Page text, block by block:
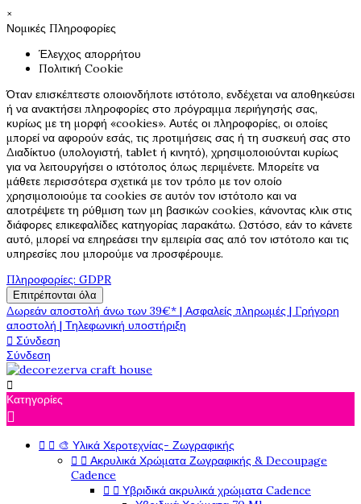
×
Νομικές Πληροφορίες
Έλεγχος απορρήτου
Πολιτική Cookie
Όταν επισκέπτεστε οποιονδήποτε ιστότοπο, ενδέχεται να αποθηκεύσει
ή να ανακτήσει πληροφορίες στο πρόγραμμα περιήγησής σας,
κυρίως με τη μορφή «cookies». Αυτές οι πληροφορίες, οι οποίες
μπορεί να αφορούν εσάς, τις προτιμήσεις σας ή τη συσκευή σας στο
Διαδίκτυο (υπολογιστή, tablet ή κινητό), χρησιμοποιούνται κυρίως
για να λειτουργήσει ο ιστότοπος όπως περιμένετε. Μπορείτε να
μάθετε περισσότερα σχετικά με τον τρόπο με τον οποίο
χρησιμοποιούμε τα cookies σε αυτόν τον ιστότοπο και να
αποτρέψετε τη ρύθμιση των μη βασικών cookies, κάνοντας κλικ στις
διάφορες επικεφαλίδες κατηγορίας παρακάτω. Ωστόσο, εάν το κάνετε
αυτό, μπορεί να επηρεάσει την εμπειρία σας από τον ιστότοπο και τις
υπηρεσίες που μπορούμε να προσφέρουμε.
Πληροφορίες: GDPR
Επιτρέπονται όλα
Δωρεάν αποστολή άνω των 39€* | Ασφαλείς πληρωμές | Γρήγορη
αποστολή | Τηλεφωνική υποστήριξη
 Σύνδεση
Σύνδεση

Κατηγορίες

  🎨 Υλικά Χεροτεχνίας- Ζωγραφικής
  Ακρυλικά Χρώματα Ζωγραφικής & Decoupage
Cadence
  Υβριδικά ακρυλικά χρώματα Cadence